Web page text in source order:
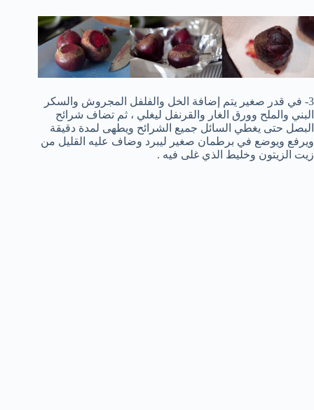
3- في قدر صغير يتم إضافة الخل والفلفل المجروش والسكر
البني والملح وورق الغار والقرنفل ليغلي ، ثم تضاف شرائح
البصل حتى يغطي السائل جميع الشرائح ويطهى لمدة دقيقة
ويرفع ويوضع في برطمان صغير ليبرد وضاف عليه القليل من
زيت الزيتون وخليط الذي غلى فيه .